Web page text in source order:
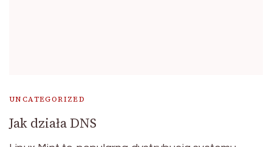
UNCATEGORIZED
Jak działa DNS